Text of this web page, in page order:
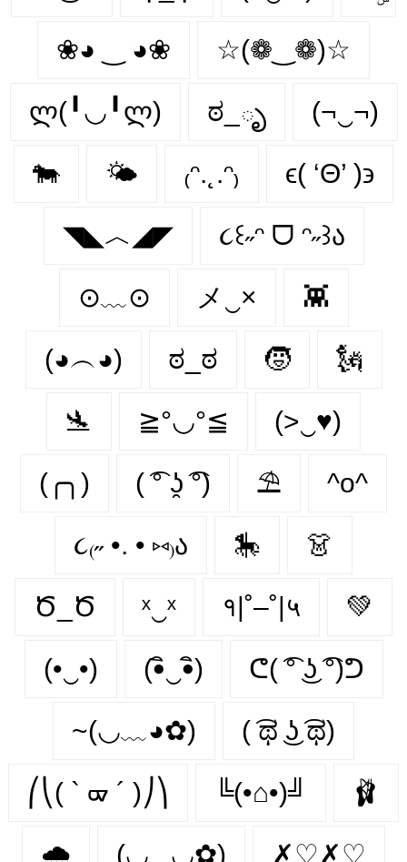
❀◕ ‿ ◕❀ ☆(❁‿❁)☆
ლ(╹◡╹ლ) ಠ_ృ (¬‿¬)
🐄 🌤️ ₍ᵔ.˛.ᵔ₎ ϵ( ‘Θ’ )϶
◥◣︿◢◤ ૮꒰˶ᵔ ᗜ ᵔ˶꒱ა
⊙﹏⊙ メ‿× 👾
(◕︵◕) ಠ_ಠ 🧒 🗽
🛬 ≧°◡°≦ (>‿♥)
(╭╮) ( ͡° ʖ̯ ͡°) ⛱ ^o^
૮₍˶ •. • ⑅₎ა 🎠 👗
Ծ_Ծ ˣ‿ˣ १|˚–˚|५ 💚
(•‿•) (•ิ‿•ิ) ᕦ( ͡° ͜ʖ ͡°)ᕤ
~(◡﹏◕✿) ( ͡ಥ ͜ʖ ͡ಥ)
⎛⎝( ` ᢍ ´ )⎠⎞ ╚(•⌂•)╝ 🩰
🌧️ (◡‿◡✿) ✗♡✗♡